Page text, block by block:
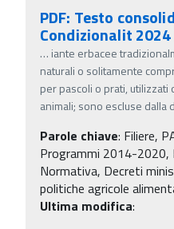
PDF: Testo
Condizionalit 2024
… iante erbacee
naturali o solitamente
per pascoli o prati,
animali; sono escluse dalla
Parole chiave: Filiere,
Programmi 2014-2020,
Normativa, Decreti
politiche agricole
Ultima modifica: